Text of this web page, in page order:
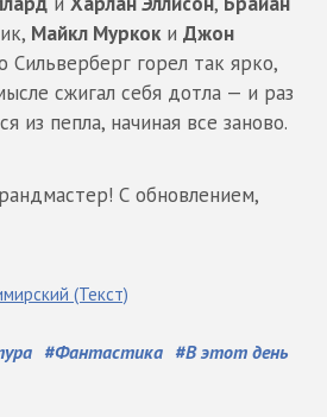
Майкл Муркоки Джон
Сильверберг горел так ярко,
сжигал себя дотла — и раз
из пепла, начиная все заново.
С обновлением,
#Фантастика #В этот день
(Текст)